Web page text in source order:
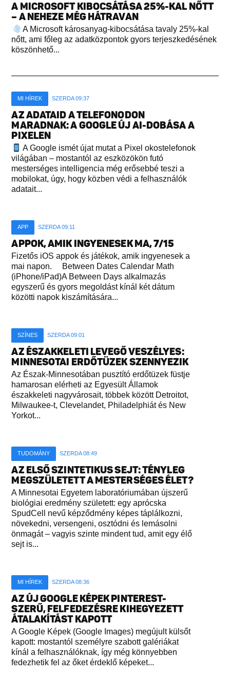
A MICROSOFT KIBOCSÁTÁSA 25%-KAL NŐTT
– A NEHEZE MÉG HÁTRAVAN
A Microsoft károsanyag-kibocsátása tavaly 25%-kal
nőtt, ami főleg az adatközpontok gyors terjeszkedésének
köszönhető...
MI HÍREK SZERDA 09:37
AZ ADATAID A TELEFONODON
MARADNAK: A GOOGLE ÚJ AI-DOBÁSA A
PIXELEN
A Google ismét újat mutat a Pixel okostelefonok
világában – mostantól az eszközökön futó
mesterséges intelligencia még erősebbé teszi a
mobilokat, úgy, hogy közben védi a felhasználók
adatait...
APP SZERDA 09:11
APPOK, AMIK INGYENESEK MA, 7/15
Fizetős iOS appok és játékok, amik ingyenesek a
mai napon. Between Dates Calendar Math
(iPhone/iPad)A Between Days alkalmazás
egyszerű és gyors megoldást kínál két dátum
közötti napok kiszámítására...
SZÍNES SZERDA 09:01
AZ ÉSZAKKELETI LEVEGŐ VESZÉLYES:
MINNESOTAI ERDŐTÜZEK SZENNYEZIK
Az Észak-Minnesotában pusztító erdőtüzek füstje
hamarosan elérheti az Egyesült Államok
északkeleti nagyvárosait, többek között Detroitot,
Milwaukee-t, Clevelandet, Philadelphiát és New
Yorkot...
TUDOMÁNY SZERDA 08:49
AZ ELSŐ SZINTETIKUS SEJT: TÉNYLEG
MEGSZÜLETETT A MESTERSÉGES ÉLET?
A Minnesotai Egyetem laboratóriumában újszerű
biológiai eredmény született: egy aprócska
SpudCell nevű képződmény képes táplálkozni,
növekedni, versengeni, osztódni és lemásolni
önmagát – vagyis szinte mindent tud, amit egy élő
sejt is...
MI HÍREK SZERDA 08:36
AZ ÚJ GOOGLE KÉPEK PINTEREST-
SZERŰ, FELFEDEZÉSRE KIHEGYEZETT
ÁTALAKÍTÁST KAPOTT
A Google Képek (Google Images) megújult külsőt
kapott: mostantól személyre szabott galériákat
kínál a felhasználóknak, így még könnyebben
fedezhetik fel az őket érdeklő képeket...